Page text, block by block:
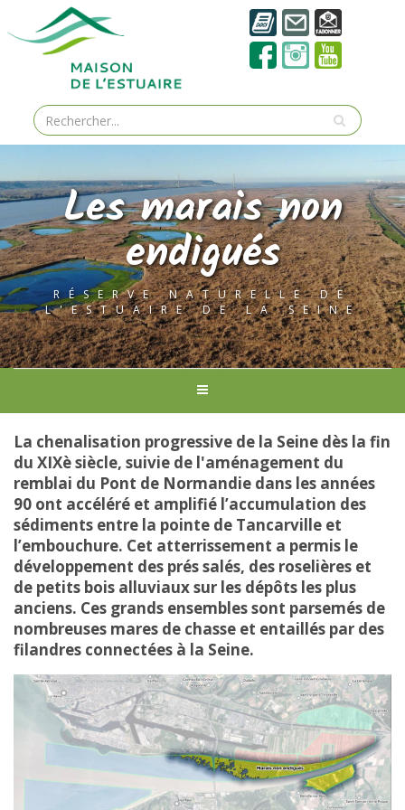
Les marais non
endigués
RÉSERVE NATURELLE DE
L'ESTUAIRE DE LA SEINE
La chenalisation progressive de la Seine dès la fin
du XIXè siècle, suivie de l'aménagement du
remblai du Pont de Normandie dans les années
90 ont accéléré et amplifié l’accumulation des
sédiments entre la pointe de Tancarville et
l’embouchure. Cet atterrissement a permis le
développement des prés salés, des roselières et
de petits bois alluviaux sur les dépôts les plus
anciens. Ces grands ensembles sont parsemés de
nombreuses mares de chasse et entaillés par des
filandres connectées à la Seine.